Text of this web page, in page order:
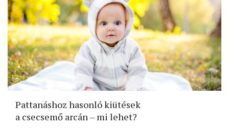
Pattanáshoz hasonló kiütések
a csecsemő arcán – mi lehet?